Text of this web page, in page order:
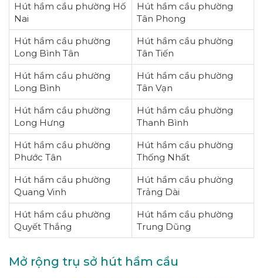
Hút hầm cầu phường Hố
Nai
Hút hầm cầu phường
Tân Phong
Hút hầm cầu phường
Long Bình Tân
Hút hầm cầu phường
Tân Tiến
Hút hầm cầu phường
Long Bình
Hút hầm cầu phường
Tân Vạn
Hút hầm cầu phường
Long Hưng
Hút hầm cầu phường
Thanh Bình
Hút hầm cầu phường
Phước Tân
Hút hầm cầu phường
Thống Nhất
Hút hầm cầu phường
Quang Vinh
Hút hầm cầu phường
Trảng Dài
Hút hầm cầu phường
Quyết Thắng
Hút hầm cầu phường
Trung Dũng
Mở rộng trụ sở hút hầm cầu